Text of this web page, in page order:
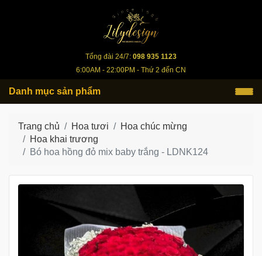
lilydesign.vn
Tổng đài 24/7: 098 935 1123
6:00AM - 22:00PM - Thứ 2 đến CN
Danh mục sản phẩm
Trang chủ Hoa tươi
Hoa chúc mừng
Hoa khai trương
Bó hoa hồng đỏ mix baby trắng - LDNK124